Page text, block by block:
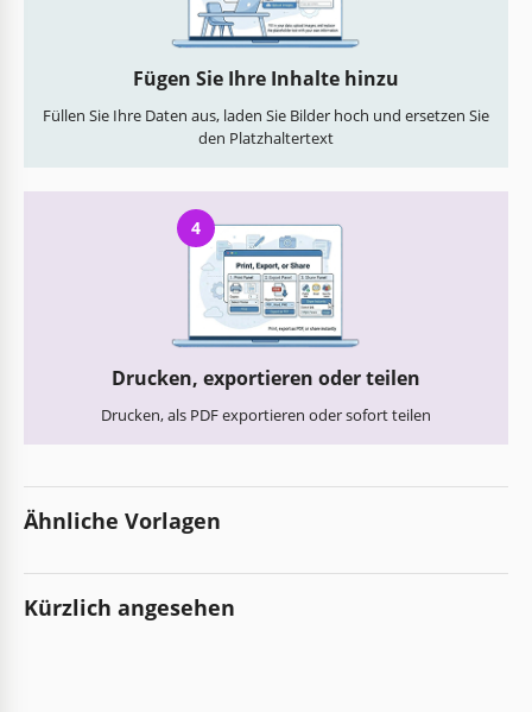
Fügen Sie Ihre Inhalte hinzu
Füllen Sie Ihre Daten aus, laden Sie Bilder hoch und ersetzen Sie
den Platzhaltertext
4
Drucken, exportieren oder teilen
Drucken, als PDF exportieren oder sofort teilen
Ähnliche Vorlagen
Kürzlich angesehen